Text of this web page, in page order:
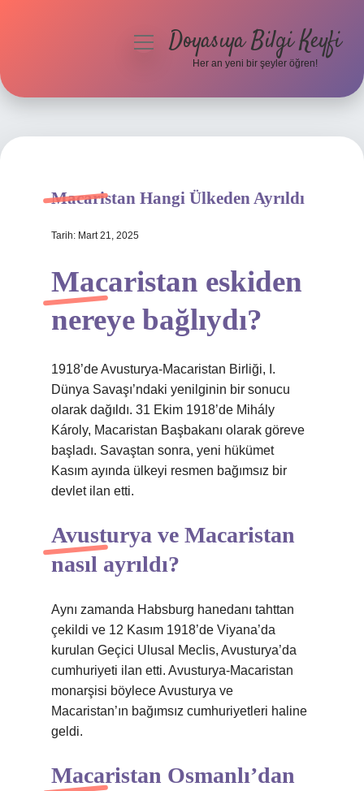
Hakkımızda
menüyüDoyasıya Bilgi Keyfi
Her an yeni bir şeyler öğren!
Macaristan Hangi Ülkeden Ayrıldı
Tarih: Mart 21, 2025
Macaristan eskiden
nereye bağlıydı?
1918’de Avusturya-Macaristan Birliği, I.
Dünya Savaşı’ndaki yenilginin bir sonucu
olarak dağıldı. 31 Ekim 1918’de Mihály
Károly, Macaristan Başbakanı olarak göreve
başladı. Savaştan sonra, yeni hükümet
Kasım ayında ülkeyi resmen bağımsız bir
devlet ilan etti.
Avusturya ve Macaristan
nasıl ayrıldı?
Aynı zamanda Habsburg hanedanı tahttan
çekildi ve 12 Kasım 1918’de Viyana’da
kurulan Geçici Ulusal Meclis, Avusturya’da
cumhuriyeti ilan etti. Avusturya-Macaristan
monarşisi böylece Avusturya ve
Macaristan’ın bağımsız cumhuriyetleri haline
geldi.
Macaristan Osmanlı’dan